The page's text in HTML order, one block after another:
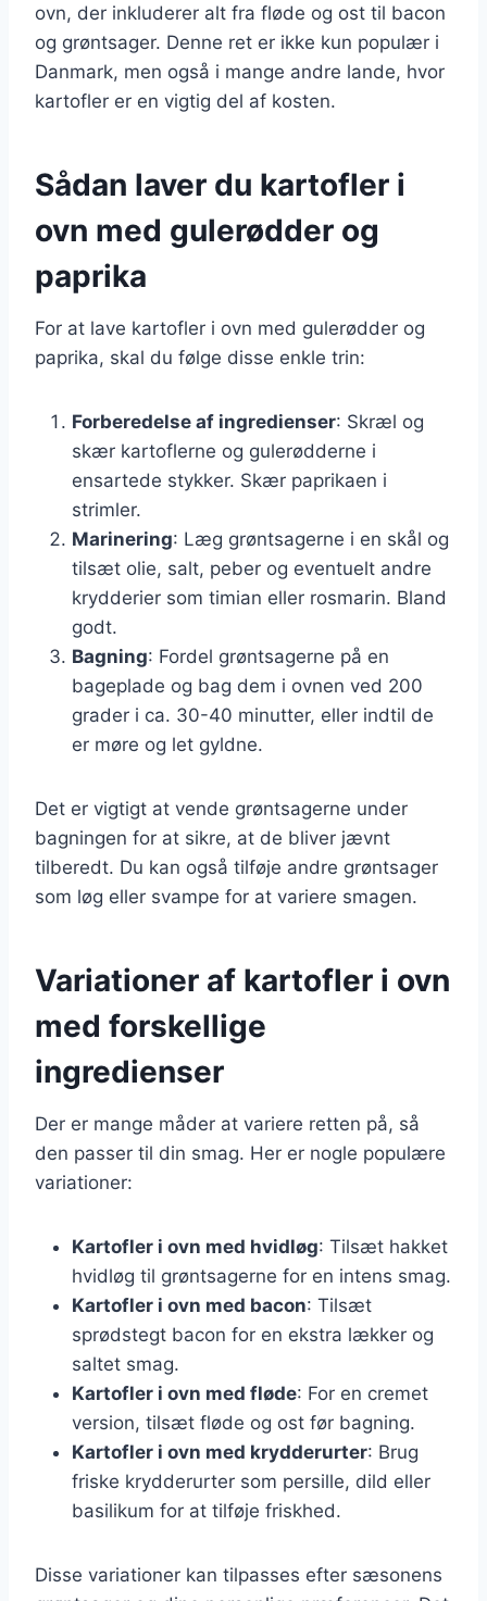
ovn, der inkluderer alt fra fløde og ost til bacon
og grøntsager. Denne ret er ikke kun populær i
Danmark, men også i mange andre lande, hvor
kartofler er en vigtig del af kosten.
Sådan laver du kartofler i
ovn med gulerødder og
paprika
For at lave kartofler i ovn med gulerødder og
paprika, skal du følge disse enkle trin:
Forberedelse af ingredienser: Skræl og
skær kartoflerne og gulerødderne i
ensartede stykker. Skær paprikaen i
strimler.
Marinering: Læg grøntsagerne i en skål og
tilsæt olie, salt, peber og eventuelt andre
krydderier som timian eller rosmarin. Bland
godt.
Bagning: Fordel grøntsagerne på en
bageplade og bag dem i ovnen ved 200
grader i ca. 30-40 minutter, eller indtil de
er møre og let gyldne.
Det er vigtigt at vende grøntsagerne under
bagningen for at sikre, at de bliver jævnt
tilberedt. Du kan også tilføje andre grøntsager
som løg eller svampe for at variere smagen.
Variationer af kartofler i ovn
med forskellige
ingredienser
Der er mange måder at variere retten på, så
den passer til din smag. Her er nogle populære
variationer:
Kartofler i ovn med hvidløg: Tilsæt hakket
hvidløg til grøntsagerne for en intens smag.
Kartofler i ovn med bacon: Tilsæt
sprødstegt bacon for en ekstra lækker og
saltet smag.
Kartofler i ovn med fløde: For en cremet
version, tilsæt fløde og ost før bagning.
Kartofler i ovn med krydderurter: Brug
friske krydderurter som persille, dild eller
basilikum for at tilføje friskhed.
Disse variationer kan tilpasses efter sæsonens